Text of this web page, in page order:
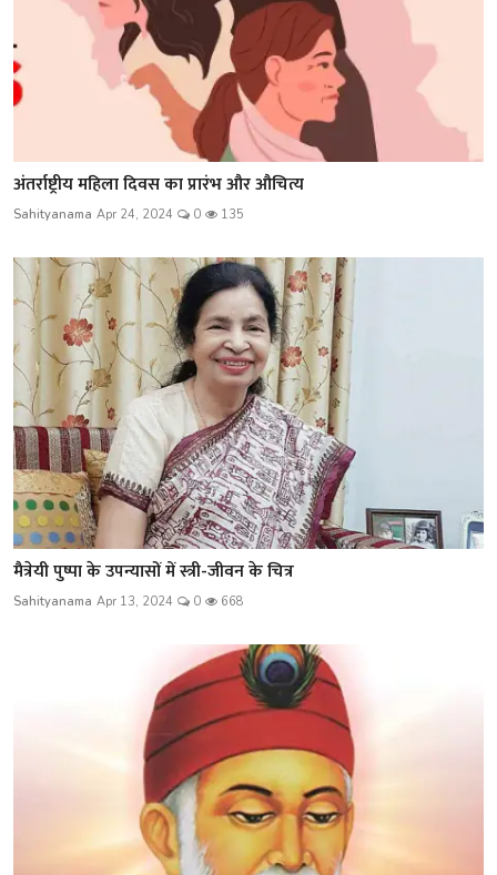
अंतर्राष्ट्रीय महिला दिवस का प्रारंभ और औचित्य
Sahityanama Apr 24, 2024 0 135
मैत्रेयी पुष्पा के उपन्यासों में स्त्री-जीवन के चित्र
Sahityanama Apr 13, 2024 0 668